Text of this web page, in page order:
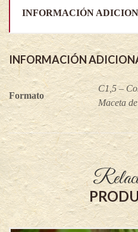
INFORMACIÓN
INFORMACIÓN
Formato
C1,5 –
Maceta